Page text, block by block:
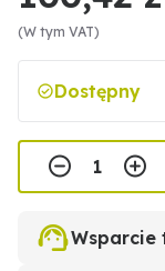
(W tym VAT)
Dostępny
Wsparcie